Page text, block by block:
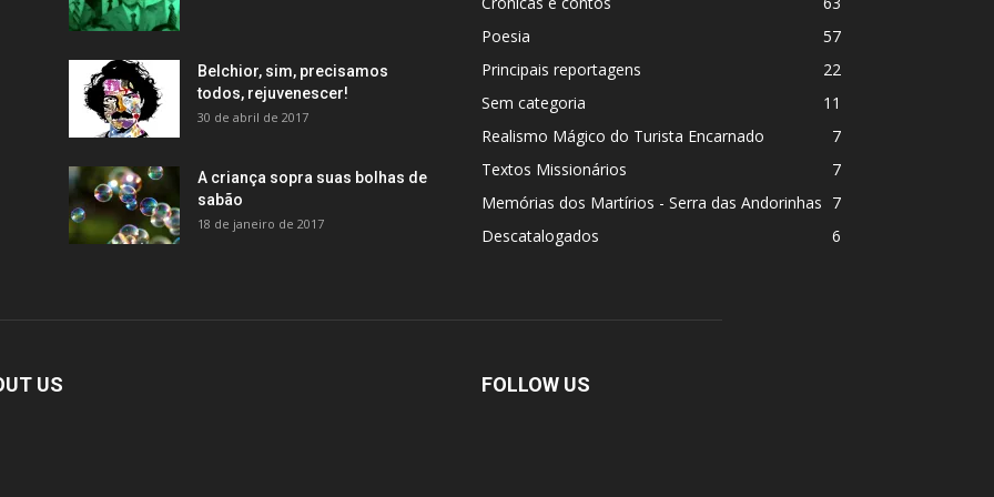
Belchior, sim, precisamos
todos, rejuvenescer!
30 de abril de 2017
A criança sopra suas bolhas de
sabão
18 de janeiro de 2017
Poesia
57
Principais reportagens
22
Sem categoria
11
Realismo Mágico do Turista Encarnado
7
Textos Missionários
7
Memórias dos Martí­rios - Serra das Andorinhas 7
Descatalogados
6
US FOLLOW US